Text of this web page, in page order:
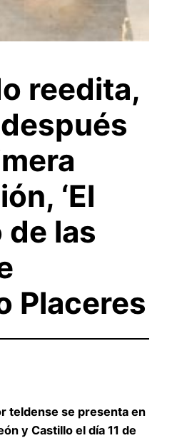
reedita,
‘El
de las
Placeres
teldense se presenta en
y Castillo el día 11 de